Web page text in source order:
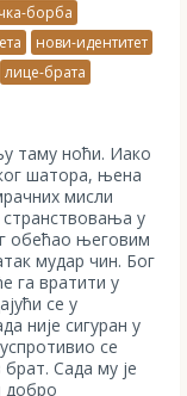
борба
нови-идентитет
лице-брата
таму ноћи. Иако
шатора, њена
мисли
странствовања у
обећао његовим
мудар чин. Бог
га вратити у
се у
није сигуран у
се
Сада му је
добро